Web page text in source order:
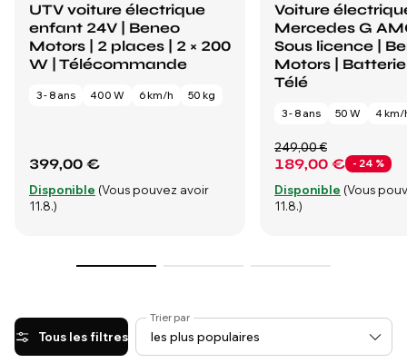
UTV voiture électrique
enfant 24V | Beneo
Motors | 2 places | 2 × 200
W | Télécommande
3 - 8 ans 400 W 6 km/h 50 kg
399,00 €
Disponible (Vous pouvez avoir
11.8.)
Voiture
Mercedes G
Sous licence |
Motors |
Télé
3 - 8 ans 50 W 4 km/
189,00 € - 24 %
249,00 €
Disponible (Vous
11.8.)
Tous les filtres
Trier par